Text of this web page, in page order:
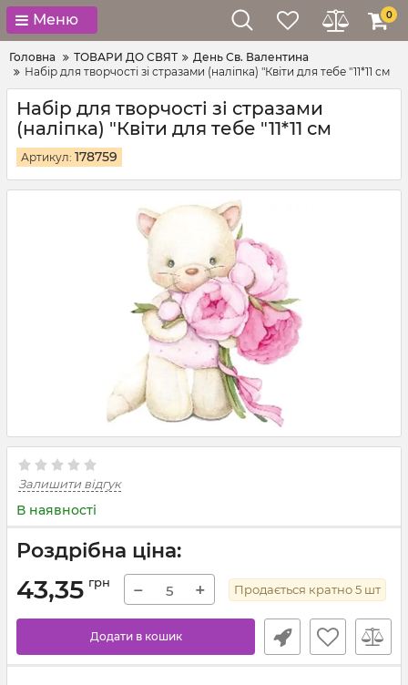
Меню 0
Головна ТОВАРИ ДО СВЯТ
День Св. Валентина
Набір для творчості зі стразами (наліпка) "Квіти для тебе "11*11 см
Набір для творчості зі стразами
(наліпка) "Квіти для тебе "11*11 см
Артикул: 178759
Залишити відгук
В наявності
Роздрібна ціна:
43,35 грн − + Продається кратно5 шт
Додати в кошик